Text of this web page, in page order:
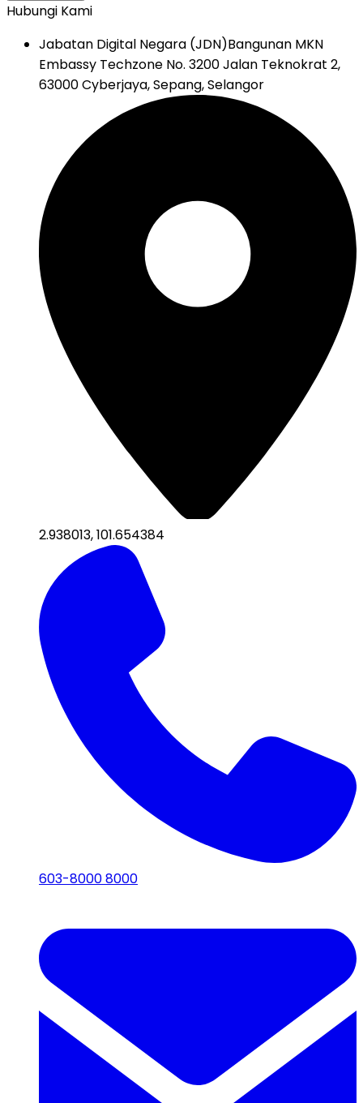
Hubungi Kami
Jabatan Digital Negara (JDN)Bangunan MKN
Embassy Techzone No. 3200 Jalan Teknokrat 2,
63000 Cyberjaya, Sepang, Selangor
2.938013,101.654384
603-8000 8000